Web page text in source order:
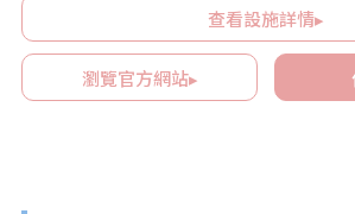
查看設施詳情▸
瀏覽官方網站▸